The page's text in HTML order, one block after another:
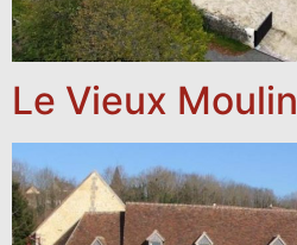
Le Vieux Moulin